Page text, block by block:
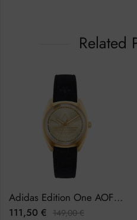
Related
Adidas Edition One AOFH22513 Herrenuhr
111,50 € 149,00€